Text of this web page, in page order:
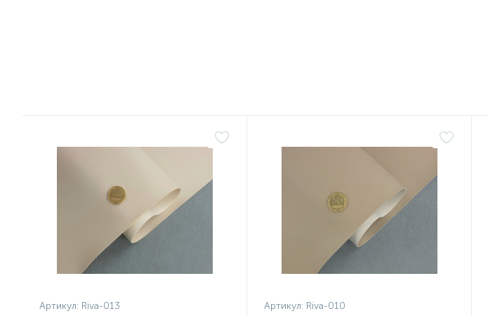
Артикул: Riva-013 Артикул: Riva-010